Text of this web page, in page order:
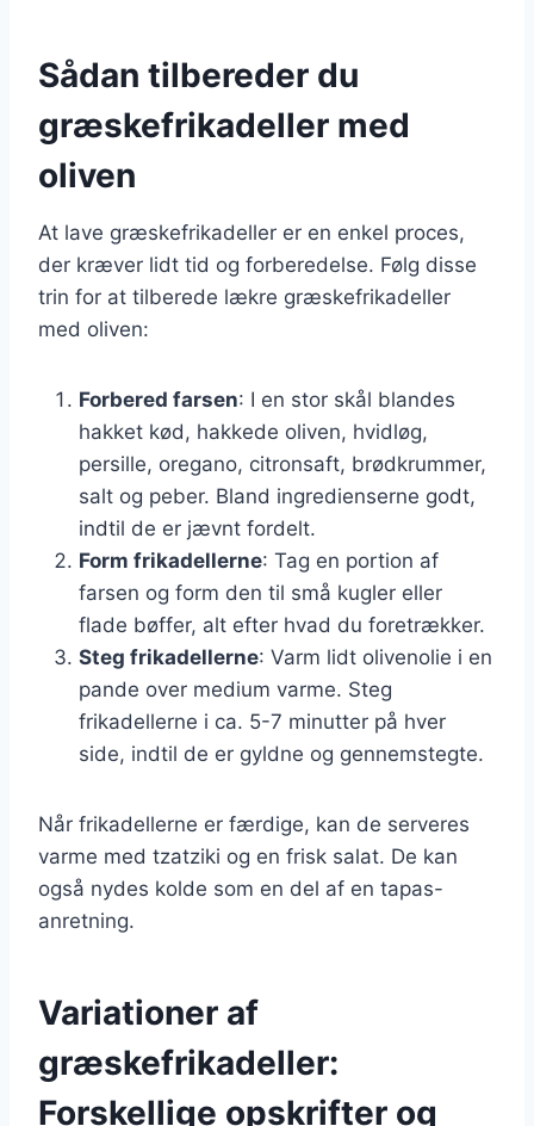
Sådan tilbereder du
græskefrikadeller med
oliven
At lave græskefrikadeller er en enkel proces,
der kræver lidt tid og forberedelse. Følg disse
trin for at tilberede lækre græskefrikadeller
med oliven:
Forbered farsen: I en stor skål blandes
hakket kød, hakkede oliven, hvidløg,
persille, oregano, citronsaft, brødkrummer,
salt og peber. Bland ingredienserne godt,
indtil de er jævnt fordelt.
Form frikadellerne: Tag en portion af
farsen og form den til små kugler eller
flade bøffer, alt efter hvad du foretrækker.
Steg frikadellerne: Varm lidt olivenolie i en
pande over medium varme. Steg
frikadellerne i ca. 5-7 minutter på hver
side, indtil de er gyldne og gennemstegte.
Når frikadellerne er færdige, kan de serveres
varme med tzatziki og en frisk salat. De kan
også nydes kolde som en del af en tapas-
anretning.
Variationer af
græskefrikadeller:
Forskellige opskrifter og